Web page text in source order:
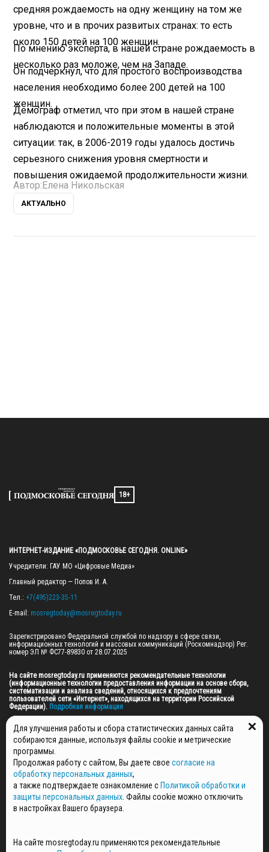
средняя рождаемость на одну женщину на том же
уровне, что и в прочих развитых странах: то есть
около 150 детей на 100 женщин.
По мнению эксперта, в нашей стране рождаемость в
несколько раз моложе, чем на Западе.
Он подчеркнул, что для простого воспроизводства
населения необходимо более 200 детей на 100
женщин.
Демограф отметил, что при этом в нашей стране
наблюдаются и положительные моменты в этой
ситуации: так, в 2006-2019 годы удалось достичь
серьезного снижения уровня смертности и
повышения ожидаемой продолжительности жизни.
Автор:Елена Никольская
АКТУАЛЬНО
18+
ИНТЕРНЕТ-ИЗДАНИЕ «ПОДМОСКОВЬЕ СЕГОДНЯ. ONLINE»
Учредители: ГАУ МО «Цифровые Медиа»
Главный редактор — Попов И. А.
Тел.: +7(495)223-35-11
E-mail: mosregtoday@mosregtoday.ru
Зарегистрировано Федеральной службой по надзору в сфере связи,
информационных технологий и массовых коммуникаций (Роскомнадзор) Рег.
номер ЭЛ № ФС77-89830 от 28.07.2025
На сайте mosregtoday.ru применяются рекомендательные технологии
(информационные технологии предоставления информации на основе сбора,
систематизации и анализа сведений, относящихся к предпочтениям
пользователей сети «Интернет», находящихся на территории Российской
Федерации). Подробная информация
© 2026 ПРАВА НА ВСЕ МАТЕРИАЛЫ САЙТА ПРИНАДЛЕЖАТ ГАУ МО "ЦИФРОВЫЕ
МЕДИА" (ОГРН: 1255000059467).
ПОЛИТИКА ОБРАБОТКИ И ЗАЩИТЫ ПЕРСОНАЛЬНЫХ ДАННЫХ
НОВОСТИ
ГАЗЕТЫ
РЕКЛАМОДАТЕЛЯМ
СПЕЦПРОЕКТЫ
Для улучшения работы и сбора статистических данных сайта
собираются данные, используя файлы cookie и метрические
программы.
Продолжая работу с сайтом, Вы даете свое согласие на
обработку персональных данных,
а также подтверждаете ознакомление с Политикой обработки и
защиты персональных данных . Файлы cookie можно отключить
в настройках Вашего браузера.
На сайте mosregtoday.ru применяются рекомендательные